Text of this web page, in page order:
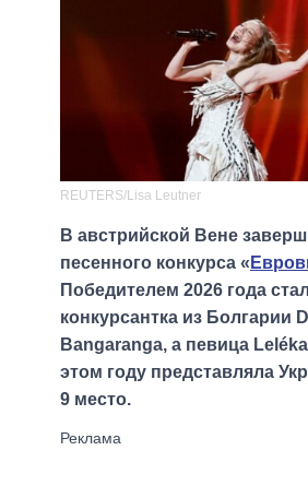
REUTERS/Lisa Leutner
В австрийской Вене
песенного конкурса «
Победителем 2026 года
конкурсантка из Болгарии
Bangaranga, а певица
этом году представляла
9 место.